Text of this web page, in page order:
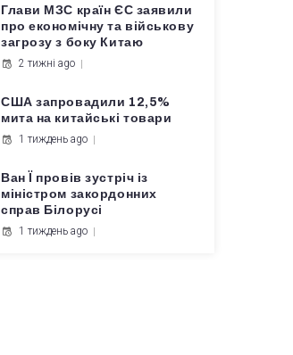
Глави МЗС країн ЄС заявили
про економічну та військову
загрозу з боку Китаю
2 тижні ago
США запровадили 12,5%
мита на китайські товари
1 тиждень ago
Ван Ї провів зустріч із
міністром закордонних
справ Білорусі
1 тиждень ago